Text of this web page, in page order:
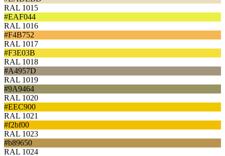
RAL 1015
#EAF044
RAL 1016
#F4B752
RAL 1017
#F3E03B
RAL 1018
#A4957D
RAL 1019
#9A9464
RAL 1020
#EEC900
RAL 1021
#f2bf00
RAL 1023
#b89650
RAL 1024